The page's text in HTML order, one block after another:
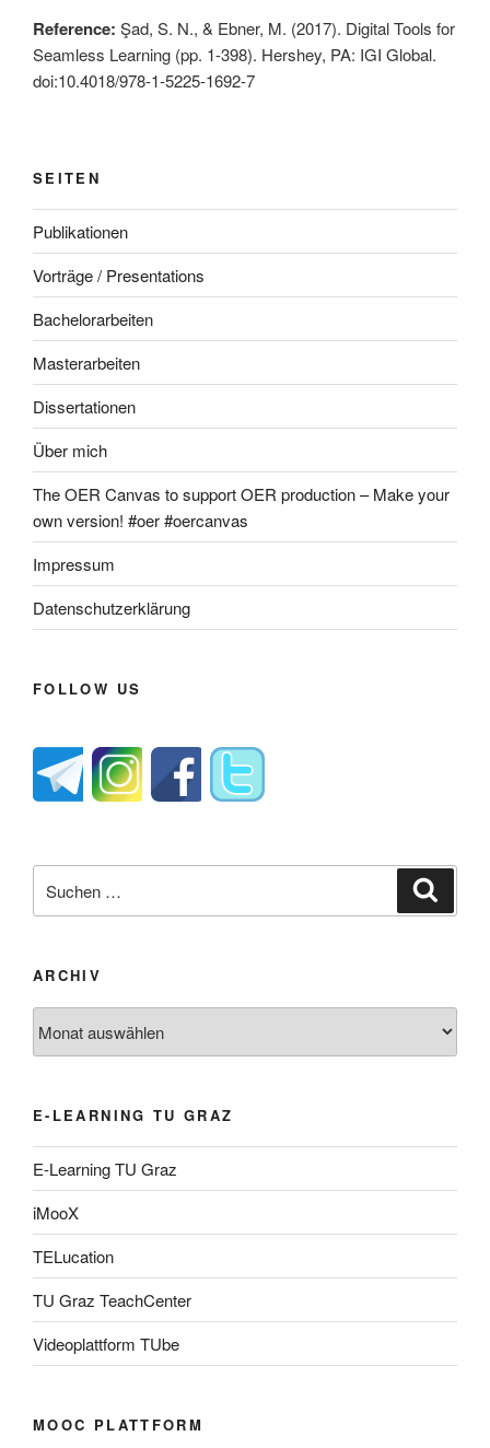
Reference: Şad, S. N., & Ebner, M. (2017). Digital Tools for
Seamless Learning (pp. 1-398). Hershey, PA: IGI Global.
doi:10.4018/978-1-5225-1692-7
SEITEN
Publikationen
Vorträge / Presentations
Bachelorarbeiten
Masterarbeiten
Dissertationen
Über mich
The OER Canvas to support OER production – Make your
own version! #oer #oercanvas
Impressum
Datenschutzerklärung
FOLLOW US
nach:
ARCHIV
E-LEARNING TU GRAZ
E-Learning TU Graz
iMooX
TELucation
TU Graz TeachCenter
Videoplattform TUbe
MOOC PLATTFORM